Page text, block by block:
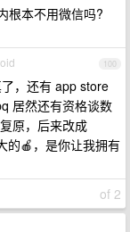
根本不用微信吗?
100
，还有 app store
居然还有资格谈数
原，后来改成
的🍎，是你让我拥有
of 2